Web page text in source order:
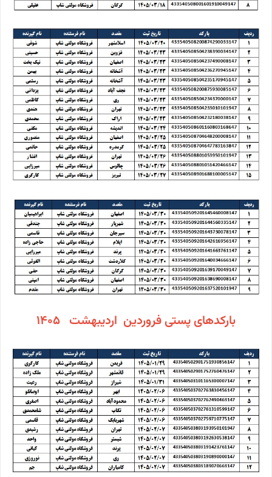
بارکدهای پستی فروردین اردیبهشت 1405